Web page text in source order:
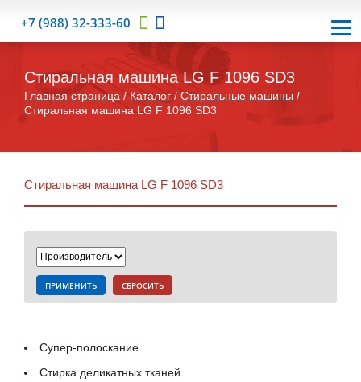
+7 (988) 32-333-60
Стиральная машина LG F 1096 SD3
Главная страница/Каталог/ Стиральные машины /
Стиральная машина LG F 1096 SD3
Стиральная машина LG F 1096 SD3
ПРИМЕНИТЬ СБРОСИТЬ
Супер-полоскание
Стирка деликатных тканей